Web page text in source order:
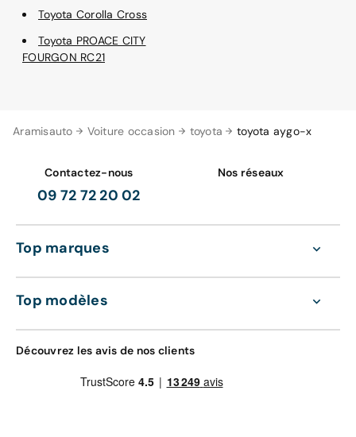
Aramisauto Voiture occasion toyota toyota aygo-x
Toyota Corolla Cross
Toyota PROACE CITY
FOURGON RC21
Contactez-nous
09 72 72 20 02
Nos réseaux
Top marques
Top modèles
Découvrez les avis de nos clients